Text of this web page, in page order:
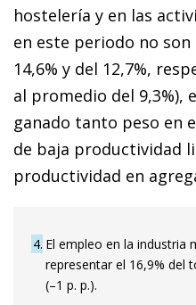
hostelería y en las
en este periodo no son
14,6% y del 12,7%,
al promedio del 9,3%),
ganado tanto peso en
de baja productividad
productividad en
4 El empleo en la industria
representar el 16,9% del
(–1 p. p.).